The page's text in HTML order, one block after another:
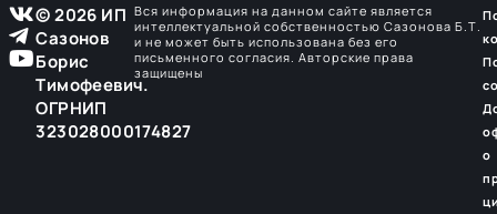
© 2026 ИП
Сазонов
Борис
Тимофеевич.
ОГРНИП
323028000174827
Вся информация на данном сайте является
интеллектуальной собственностью Сазонова Б.Т.
и не может быть использована без его
письменного согласия. Авторские права
защищены
о